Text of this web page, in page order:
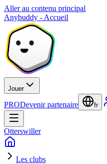
Aller au contenu principal
Anybuddy - Accueil
Jouer
PRODevenir partenaire fr
Otterswiller
Les clubs